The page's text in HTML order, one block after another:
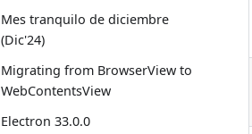
Mes tranquilo de diciembre
(Dic'24)
Migrating from BrowserView to
WebContentsView
Electron 33.0.0